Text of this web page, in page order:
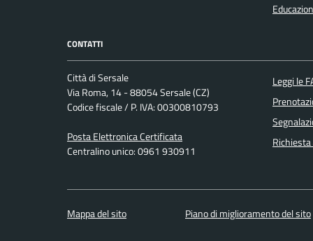
CONTATTI
Città di Sersale
Via Roma, 14 - 88054 Sersale (CZ)
Codice fiscale / P. IVA: 00300810793
Posta Elettronica Certificata
Centralino unico: 0961 930911
Leggi le
Mappa del sito Piano di miglioramento del sito